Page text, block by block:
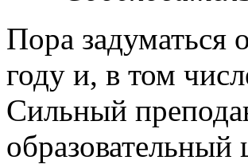
Пора задуматься
году и, в том
Сильный
образовательный